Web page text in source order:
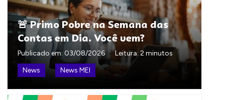
🚨 Primo Pobre na Semana das
Contas em Dia. Você vem?
Publicado em: 03/08/2026
Leitura: 2 minutos
News
News MEI